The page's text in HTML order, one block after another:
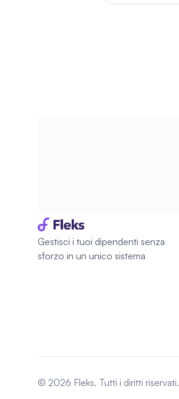
Gestisci i tuoi dipendenti senza
sforzo in un unico sistema
© 2026 Fleks. Tutti i diritti riservati.